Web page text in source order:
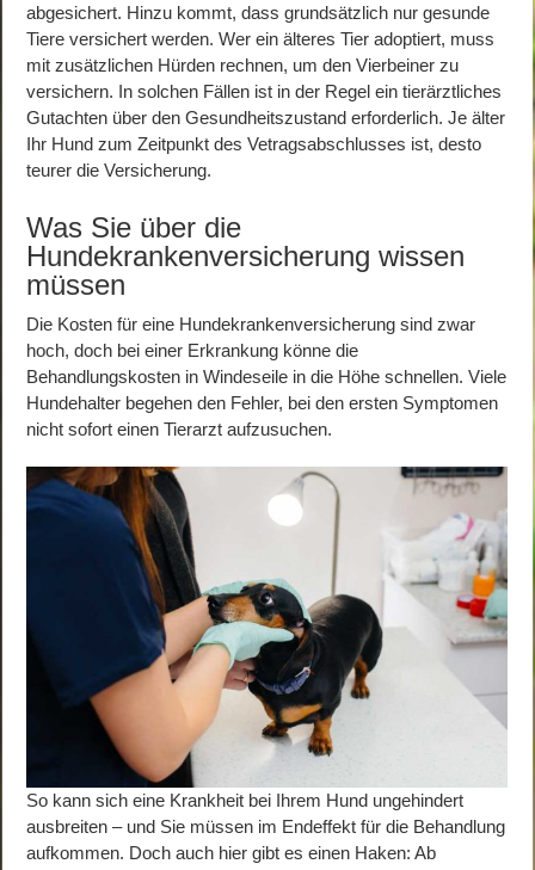
abgesichert. Hinzu kommt, dass grundsätzlich nur gesunde
Tiere versichert werden. Wer ein älteres Tier adoptiert, muss
mit zusätzlichen Hürden rechnen, um den Vierbeiner zu
versichern. In solchen Fällen ist in der Regel ein tierärztliches
Gutachten über den Gesundheitszustand erforderlich. Je älter
Ihr Hund zum Zeitpunkt des Vetragsabschlusses ist, desto
teurer die Versicherung.
Was Sie über die
Hundekrankenversicherung wissen
müssen
Die Kosten für eine Hundekrankenversicherung sind zwar
hoch, doch bei einer Erkrankung könne die
Behandlungskosten in Windeseile in die Höhe schnellen. Viele
Hundehalter begehen den Fehler, bei den ersten Symptomen
nicht sofort einen Tierarzt aufzusuchen.
So kann sich eine Krankheit bei Ihrem Hund ungehindert
ausbreiten – und Sie müssen im Endeffekt für die Behandlung
aufkommen. Doch auch hier gibt es einen Haken: Ab